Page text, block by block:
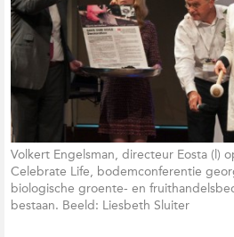
Volkert Engelsman, directeur Eosta (l)
Celebrate Life, bodemconferentie
biologische groente- en
bestaan. Beeld: Liesbeth Sluiter